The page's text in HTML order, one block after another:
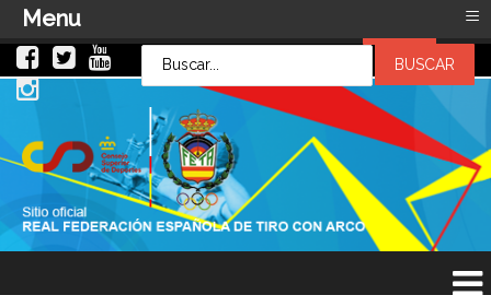
LOG INOR
Contraseña
Recuérdeme
Menu ≡